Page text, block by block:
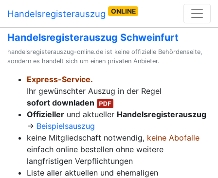
Handelsregisterauszug ONLINE
Handelsregisterauszug Schweinfurt
handelsregisterauszug-online.de ist keine offizielle Behördenseite,
sondern es handelt sich um einen privaten Anbieter.
Express-Service.
Ihr gewünschter Auszug in der Regel
sofort downladen
Offizieller und aktueller Handelsregisterauszug
→ Beispielsauszug
keine Mitgliedschaft notwendig, keine Abofalle
einfach online bestellen ohne weitere
langfristigen Verpflichtungen
Liste aller aktuellen und ehemaligen